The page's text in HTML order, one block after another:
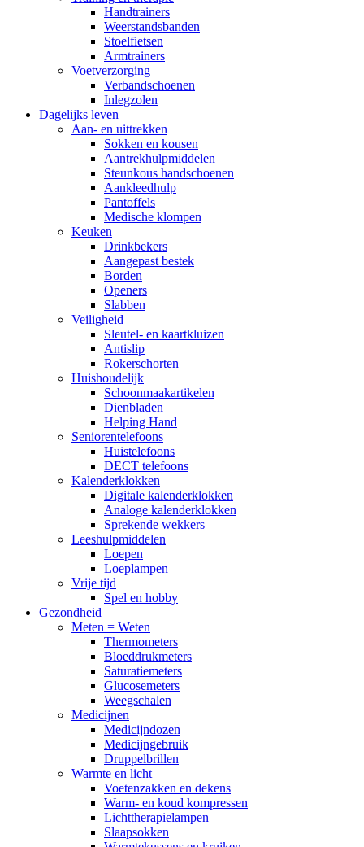
Handtrainers
Weerstandsbanden
Stoelfietsen
Armtrainers
Voetverzorging
Verbandschoenen
Inlegzolen
Dagelijks leven
Aan- en uittrekken
Sokken en kousen
Aantrekhulpmiddelen
Steunkous handschoenen
Aankleedhulp
Pantoffels
Medische klompen
Keuken
Drinkbekers
Aangepast bestek
Borden
Openers
Slabben
Veiligheid
Sleutel- en kaartkluizen
Antislip
Rokerschorten
Huishoudelijk
Schoonmaakartikelen
Dienbladen
Helping Hand
Seniorentelefoons
Huistelefoons
DECT telefoons
Kalenderklokken
Digitale kalenderklokken
Analoge kalenderklokken
Sprekende wekkers
Leeshulpmiddelen
Loepen
Loeplampen
Vrije tijd
Spel en hobby
Gezondheid
Meten = Weten
Thermometers
Bloeddrukmeters
Saturatiemeters
Glucosemeters
Weegschalen
Medicijnen
Medicijndozen
Medicijngebruik
Druppelbrillen
Warmte en licht
Voetenzakken en dekens
Warm- en koud kompressen
Lichttherapielampen
Slaapsokken